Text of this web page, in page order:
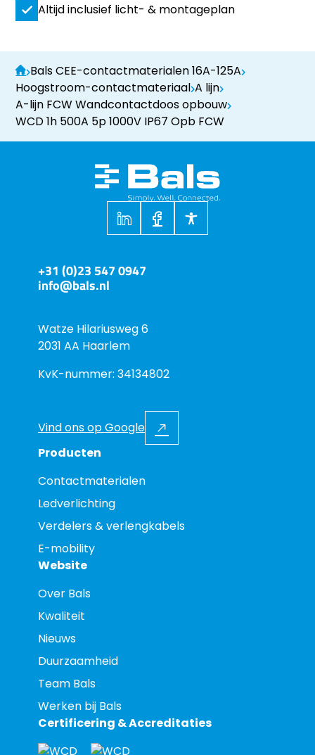
Altijd inclusief licht- & montageplan
Bals CEE-contactmaterialen 16A-125A
Hoogstroom-contactmateriaal A lijn
A-lijn FCW Wandcontactdoos opbouw
WCD 1h 500A 5p 1000V IP67 Opb FCW
+31 (0)23 547 0947
info@bals.nl
Watze Hilariusweg 6
2031 AA Haarlem
KvK-nummer: 34134802
Vind ons op Google
Producten
Contactmaterialen
Ledverlichting
Verdelers & verlengkabels
E-mobility
Website
Over Bals
Kwaliteit
Nieuws
Duurzaamheid
Team Bals
Werken bij Bals
Certificering & Accreditaties